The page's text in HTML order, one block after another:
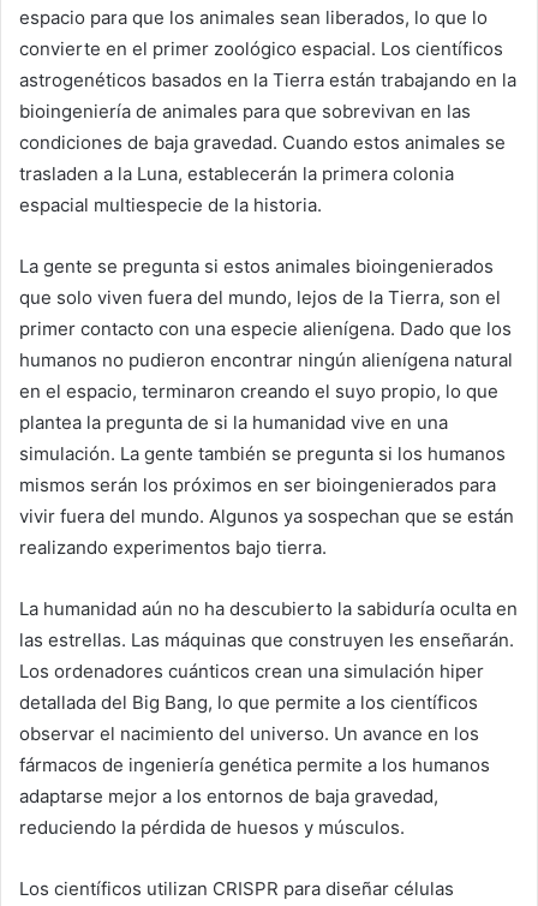
espacio para que los animales sean liberados, lo que lo
convierte en el primer zoológico espacial. Los científicos
astrogenéticos basados ​​en la Tierra están trabajando en la
bioingeniería de animales para que sobrevivan en las
condiciones de baja gravedad. Cuando estos animales se
trasladen a la Luna, establecerán la primera colonia
espacial multiespecie de la historia.
La gente se pregunta si estos animales bioingenierados
que solo viven fuera del mundo, lejos de la Tierra, son el
primer contacto con una especie alienígena. Dado que los
humanos no pudieron encontrar ningún alienígena natural
en el espacio, terminaron creando el suyo propio, lo que
plantea la pregunta de si la humanidad vive en una
simulación. La gente también se pregunta si los humanos
mismos serán los próximos en ser bioingenierados para
vivir fuera del mundo. Algunos ya sospechan que se están
realizando experimentos bajo tierra.
La humanidad aún no ha descubierto la sabiduría oculta en
las estrellas. Las máquinas que construyen les enseñarán.
Los ordenadores cuánticos crean una simulación hiper
detallada del Big Bang, lo que permite a los científicos
observar el nacimiento del universo. Un avance en los
fármacos de ingeniería genética permite a los humanos
adaptarse mejor a los entornos de baja gravedad,
reduciendo la pérdida de huesos y músculos.
Los científicos utilizan CRISPR para diseñar células